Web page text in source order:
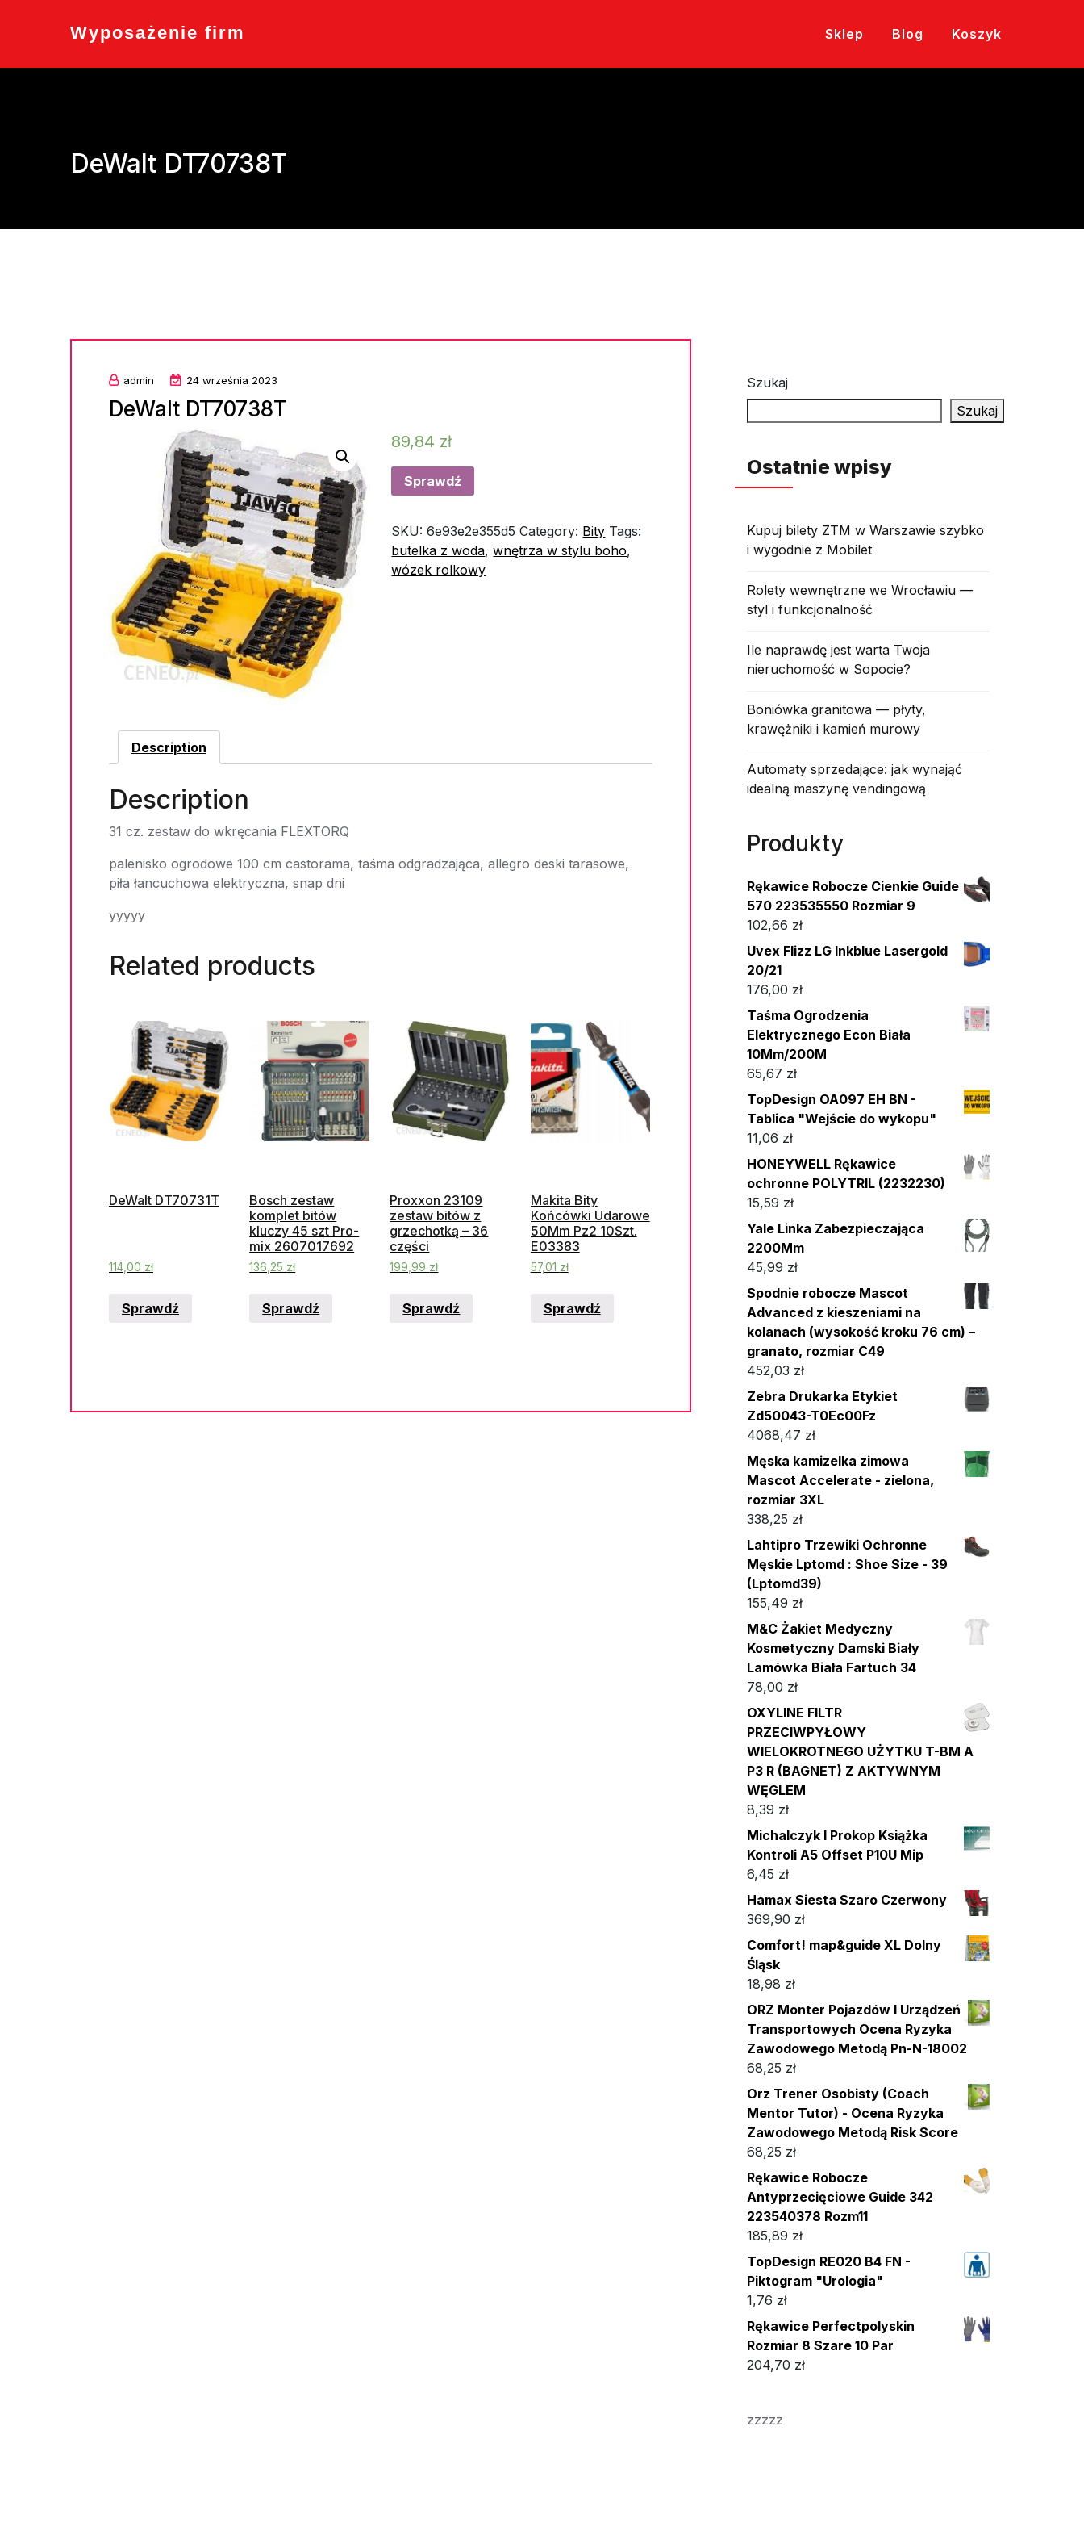
Wyposażenie firm Sklep Blog Koszyk
DeWalt DT70738T
admin 24 września 2023
DeWalt DT70738T
89,84 zł
Sprawdź
SKU:6e93e2e355d5 Category: Bity Tags:
butelka z woda,wnętrza w stylu boho,
wózek rolkowy
Description
Description
31 cz. zestaw do wkręcania FLEXTORQ
palenisko ogrodowe 100 cm castorama, taśma odgradzająca, allegro deski tarasowe,
piła łancuchowa elektryczna, snap dni
yyyyy
Related products
DeWalt DT70731T
114,00 zł
Sprawdź
Bosch zestaw
komplet bitów
kluczy 45 szt Pro-
mix 2607017692
136,25 zł
Sprawdź
Proxxon 23109
zestaw bitów z
grzechotką – 36
części
199,99 zł
Sprawdź
Makita Bity
Końcówki Udarowe
50Mm Pz2 10Szt.
E03383
57,01 zł
Sprawdź
Szukaj
Szukaj
Ostatnie wpisy
Kupuj bilety ZTM w Warszawie szybko
i wygodnie z Mobilet
Rolety wewnętrzne we Wrocławiu —
styl i funkcjonalność
Ile naprawdę jest warta Twoja
nieruchomość w Sopocie?
Boniówka granitowa — płyty,
krawężniki i kamień murowy
Automaty sprzedające: jak wynająć
idealną maszynę vendingową
Produkty
Rękawice Robocze Cienkie Guide
570 223535550 Rozmiar 9
102,66 zł
Uvex Flizz LG Inkblue Lasergold
20/21
176,00 zł
Taśma Ogrodzenia
Elektrycznego Econ Biała
10Mm/200M
65,67 zł
TopDesign OA097 EH BN -
Tablica "Wejście do wykopu"
11,06 zł
HONEYWELL Rękawice
ochronne POLYTRIL (2232230)
15,59 zł
Yale Linka Zabezpieczająca
2200Mm
45,99 zł
Spodnie robocze Mascot
Advanced z kieszeniami na
kolanach (wysokość kroku 76 cm) –
granato, rozmiar C49
452,03 zł
Zebra Drukarka Etykiet
Zd50043-T0Ec00Fz
4068,47 zł
Męska kamizelka zimowa
Mascot Accelerate - zielona,
rozmiar 3XL
338,25 zł
Lahtipro Trzewiki Ochronne
Męskie Lptomd : Shoe Size - 39
(Lptomd39)
155,49 zł
M&C Żakiet Medyczny
Kosmetyczny Damski Biały
Lamówka Biała Fartuch 34
78,00 zł
OXYLINE FILTR
PRZECIWPYŁOWY
WIELOKROTNEGO UŻYTKU T-BM A
P3 R (BAGNET) Z AKTYWNYM
WĘGLEM
8,39 zł
Michalczyk I Prokop Książka
Kontroli A5 Offset P10U Mip
6,45 zł
Hamax Siesta Szaro Czerwony
369,90 zł
Comfort! map&guide XL Dolny
Śląsk
18,98 zł
ORZ Monter Pojazdów I Urządzeń
Transportowych Ocena Ryzyka
Zawodowego Metodą Pn-N-18002
68,25 zł
Orz Trener Osobisty (Coach
Mentor Tutor) - Ocena Ryzyka
Zawodowego Metodą Risk Score
68,25 zł
Rękawice Robocze
Antyprzecięciowe Guide 342
223540378 Rozm11
185,89 zł
TopDesign RE020 B4 FN -
Piktogram "Urologia"
1,76 zł
Rękawice Perfectpolyskin
Rozmiar 8 Szare 10 Par
204,70 zł
zzzzz